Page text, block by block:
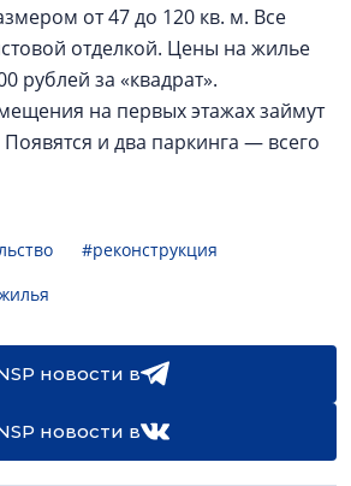
от 47 до 120 кв. м. Все
отделкой. Цены на жилье
рублей за «квадрат».
на первых этажах займут
и два паркинга — всего
#реконструкция
новости в
новости в